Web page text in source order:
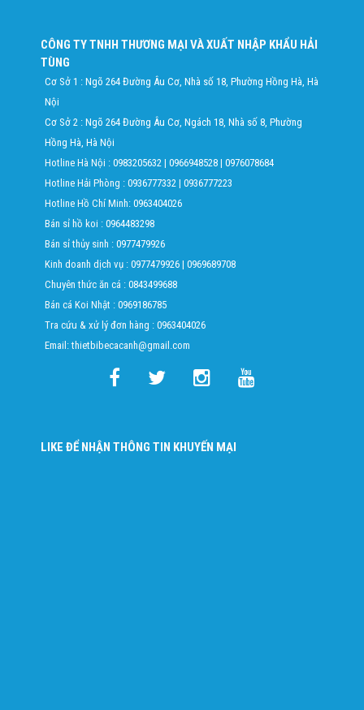
CÔNG TY TNHH THƯƠNG MẠI VÀ XUẤT NHẬP KHẨU HẢI
TÙNG
Cơ Sở 1 : Ngõ 264 Đường Âu Cơ, Nhà số 18, Phường Hồng Hà, Hà
Nội
Cơ Sở 2 : Ngõ 264 Đường Âu Cơ, Ngách 18, Nhà số 8, Phường
Hồng Hà, Hà Nội
Hotline Hà Nội : 0983205632 | 0966948528 | 0976078684
Hotline Hải Phòng : 0936777332 | 0936777223
Hotline Hồ Chí Minh: 0963404026
Bán sỉ hồ koi : 0964483298
Bán sỉ thủy sinh : 0977479926
Kinh doanh dịch vụ : 0977479926 | 0969689708
Chuyên thức ăn cá : 0843499688
Bán cá Koi Nhật : 0969186785
Tra cứu & xử lý đơn hàng : 0963404026
Email: thietbibecacanh@gmail.com
LIKE ĐỂ NHẬN THÔNG TIN KHUYẾN MẠI